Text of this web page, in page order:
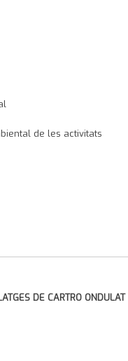
de les activitats
DE CARTRO ONDULAT